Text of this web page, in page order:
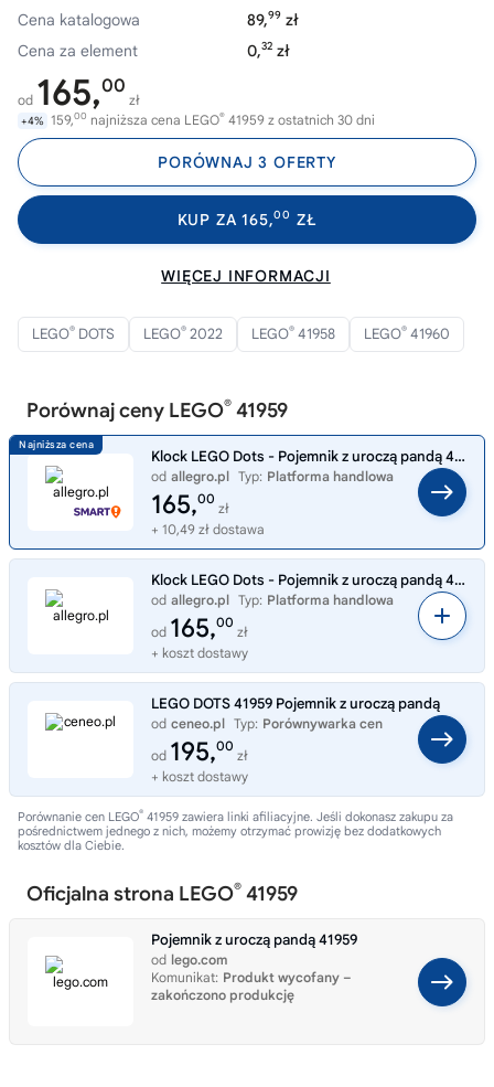
Cena katalogowa
89,99 zł
Cena za element
0,32 zł
od 165,00
zł
+4% 159,00 najniższa cena LEGO® 41959 z ostatnich 30 dni
PORÓWNAJ 3 OFERTY
KUP ZA 165,00 ZŁ
WIĘCEJ INFORMACJI
LEGO® DOTS LEGO® 2022 LEGO® 41958 LEGO® 41960
Porównaj ceny LEGO® 41959
Klock LEGO Dots - Pojemnik z uroczą pandą 41959 .
od allegro.pl Typ: Platforma handlowa
165,00
zł
+ 10,49 zł dostawa
Klock LEGO Dots - Pojemnik z uroczą pandą 41959 .
od allegro.pl Typ: Platforma handlowa
od 165,00
zł
+ koszt dostawy
LEGO DOTS 41959 Pojemnik z uroczą pandą
od ceneo.pl Typ: Porównywarka cen
od 195,00
zł
+ koszt dostawy
Porównanie cen LEGO® 41959 zawiera linki afiliacyjne. Jeśli dokonasz zakupu za
pośrednictwem jednego z nich, możemy otrzymać prowizję bez dodatkowych
kosztów dla Ciebie.
Oficjalna strona LEGO® 41959
Pojemnik z uroczą pandą 41959
od lego.com
Komunikat: Produkt wycofany –
zakończono produkcję